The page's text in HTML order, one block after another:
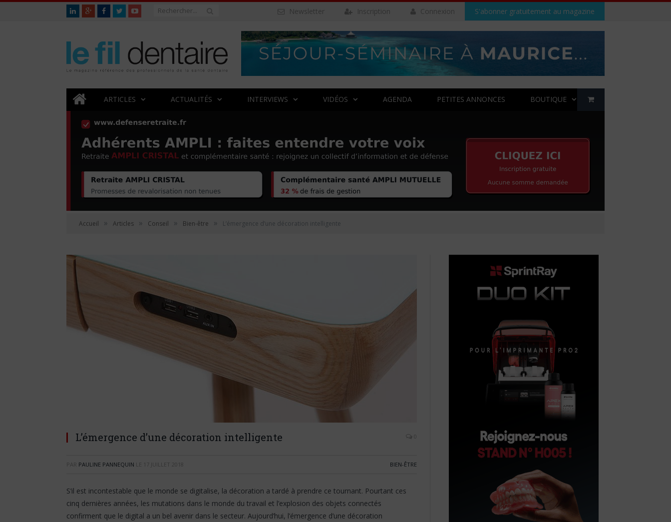
S'abonner gratuitement au magazine
Connexion
Inscription
Newsletter
ARTICLES ACTUALITÉS INTERVIEWS VIDÉOS AGENDA PETITES ANNONCES BOUTIQUE
Accueil » Articles » Conseil » Bien-être » L’émergence d’une décoration intelligente
L’émergence d’une décoration intelligente 0
PAR PAULINE PANNEQUIN LE 17 JUILLET 2018 BIEN-ÊTRE
S’il est incontestable que le monde se digitalise, la décoration a tardé à prendre ce tournant. Pourtant ces
cinq dernières années, les mutations dans le monde du travail et l’explosion des objets connectés
confirment que le digital a un bel avenir dans le secteur. Aujourd’hui, l’émergence d’une décoration